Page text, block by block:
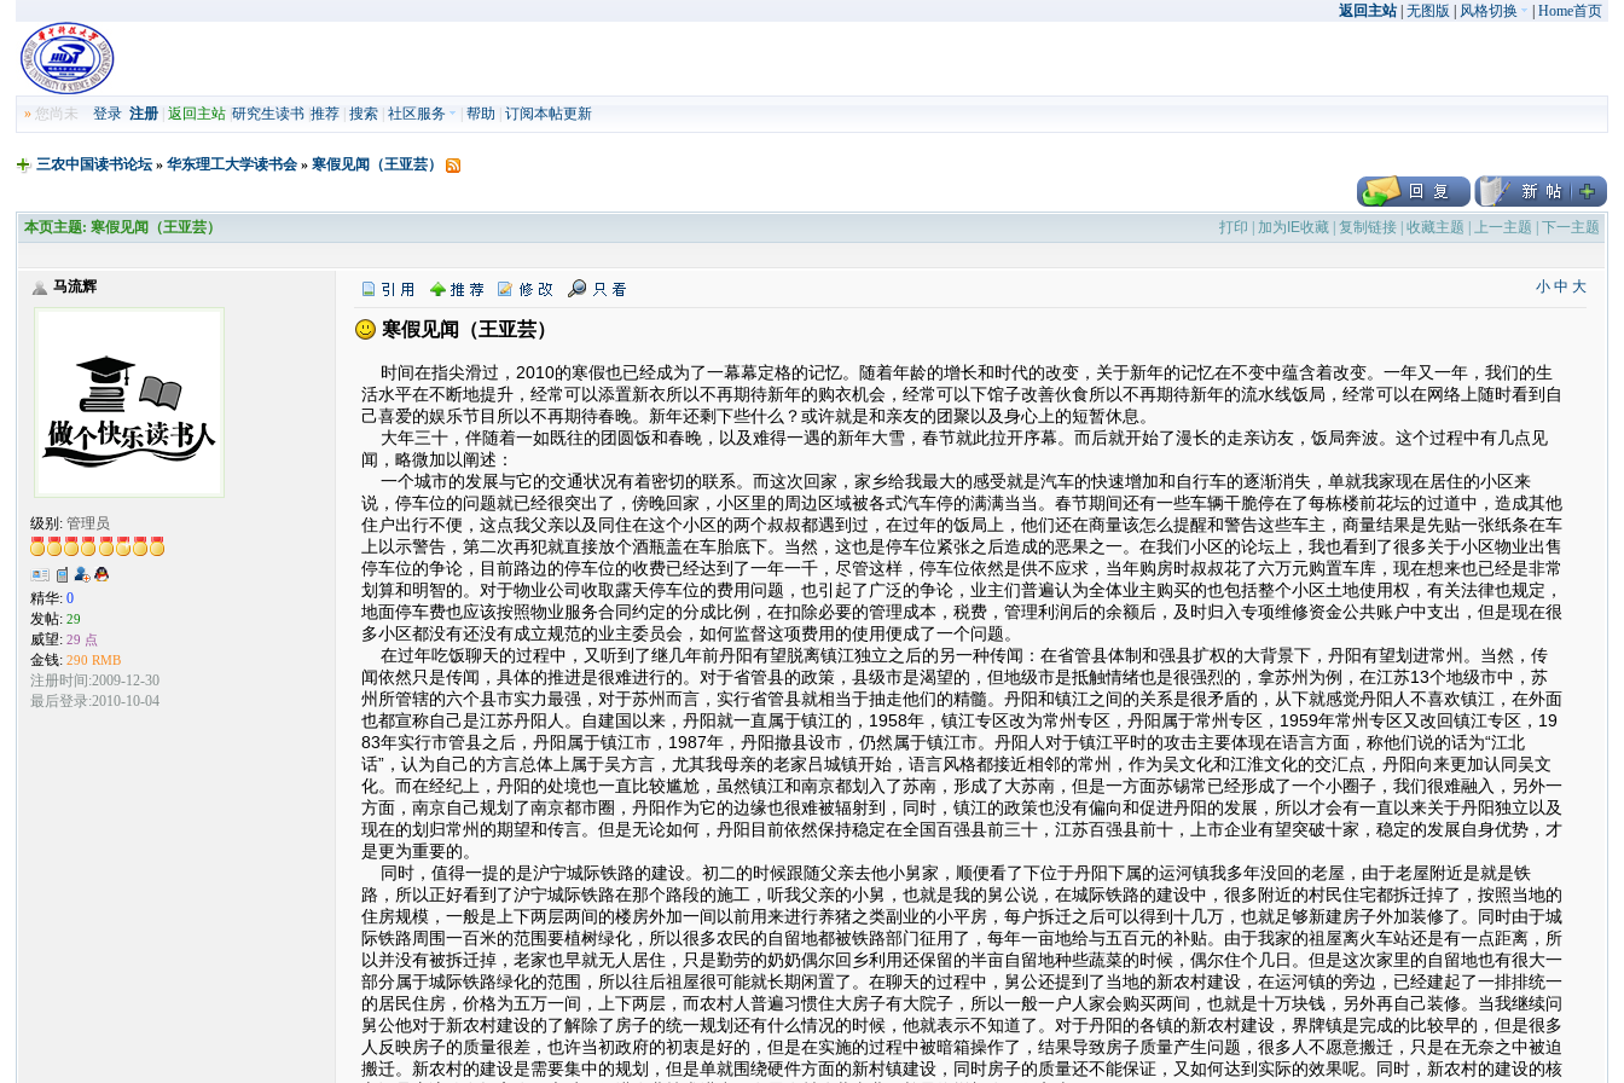
返回主站| 无图版 风格切换 Home首页
» 您尚未登录 注册 |返回主站 |研究生读书 |推荐 |搜索 |社区服务 |帮助 |订阅本帖更新
三农中国读书论坛 »华东理工大学读书会 »寒假见闻（王亚芸）
本页主题: 寒假见闻（王亚芸） 打印 | 加为IE收藏| 复制链接| 收藏主题 | 上一主题 | 下一主题
马流辉
级别:管理员
精华:0
发帖:29
威望:29 点
金钱:290 RMB
注册时间:2009-12-30
最后登录:2010-10-04
小 中 大
寒假见闻（王亚芸）
时间在指尖滑过，2010的寒假也已经成为了一幕幕定格的记忆。随着年龄的增长和时代的改变，关于新年的记忆在不变中蕴含着改变。一年又一年，我们的生
活水平在不断地提升，经常可以添置新衣所以不再期待新年的购衣机会，经常可以下馆子改善伙食所以不再期待新年的流水线饭局，经常可以在网络上随时看到自
己喜爱的娱乐节目所以不再期待春晚。新年还剩下些什么？或许就是和亲友的团聚以及身心上的短暂休息。
大年三十，伴随着一如既往的团圆饭和春晚，以及难得一遇的新年大雪，春节就此拉开序幕。而后就开始了漫长的走亲访友，饭局奔波。这个过程中有几点见
闻，略微加以阐述：
一个城市的发展与它的交通状况有着密切的联系。而这次回家，家乡给我最大的感受就是汽车的快速增加和自行车的逐渐消失，单就我家现在居住的小区来
说，停车位的问题就已经很突出了，傍晚回家，小区里的周边区域被各式汽车停的满满当当。春节期间还有一些车辆干脆停在了每栋楼前花坛的过道中，造成其他
住户出行不便，这点我父亲以及同住在这个小区的两个叔叔都遇到过，在过年的饭局上，他们还在商量该怎么提醒和警告这些车主，商量结果是先贴一张纸条在车
上以示警告，第二次再犯就直接放个酒瓶盖在车胎底下。当然，这也是停车位紧张之后造成的恶果之一。在我们小区的论坛上，我也看到了很多关于小区物业出售
停车位的争论，目前路边的停车位的收费已经达到了一年一千，尽管这样，停车位依然是供不应求，当年购房时叔叔花了六万元购置车库，现在想来也已经是非常
划算和明智的。对于物业公司收取露天停车位的费用问题，也引起了广泛的争论，业主们普遍认为全体业主购买的也包括整个小区土地使用权，有关法律也规定，
地面停车费也应该按照物业服务合同约定的分成比例，在扣除必要的管理成本，税费，管理利润后的余额后，及时归入专项维修资金公共账户中支出，但是现在很
多小区都没有还没有成立规范的业主委员会，如何监督这项费用的使用便成了一个问题。
在过年吃饭聊天的过程中，又听到了继几年前丹阳有望脱离镇江独立之后的另一种传闻：在省管县体制和强县扩权的大背景下，丹阳有望划进常州。当然，传
闻依然只是传闻，具体的推进是很难进行的。对于省管县的政策，县级市是渴望的，但地级市是抵触情绪也是很强烈的，拿苏州为例，在江苏13个地级市中，苏
州所管辖的六个县市实力最强，对于苏州而言，实行省管县就相当于抽走他们的精髓。丹阳和镇江之间的关系是很矛盾的，从下就感觉丹阳人不喜欢镇江，在外面
也都宣称自己是江苏丹阳人。自建国以来，丹阳就一直属于镇江的，1958年，镇江专区改为常州专区，丹阳属于常州专区，1959年常州专区又改回镇江专区，19
83年实行市管县之后，丹阳属于镇江市，1987年，丹阳撤县设市，仍然属于镇江市。丹阳人对于镇江平时的攻击主要体现在语言方面，称他们说的话为“江北
话”，认为自己的方言总体上属于吴方言，尤其我母亲的老家吕城镇开始，语言风格都接近相邻的常州，作为吴文化和江淮文化的交汇点，丹阳向来更加认同吴文
化。而在经纪上，丹阳的处境也一直比较尴尬，虽然镇江和南京都划入了苏南，形成了大苏南，但是一方面苏锡常已经形成了一个小圈子，我们很难融入，另外一
方面，南京自己规划了南京都市圈，丹阳作为它的边缘也很难被辐射到，同时，镇江的政策也没有偏向和促进丹阳的发展，所以才会有一直以来关于丹阳独立以及
现在的划归常州的期望和传言。但是无论如何，丹阳目前依然保持稳定在全国百强县前三十，江苏百强县前十，上市企业有望突破十家，稳定的发展自身优势，才
是更为重要的。
同时，值得一提的是沪宁城际铁路的建设。初二的时候跟随父亲去他小舅家，顺便看了下位于丹阳下属的运河镇我多年没回的老屋，由于老屋附近是就是铁
路，所以正好看到了沪宁城际铁路在那个路段的施工，听我父亲的小舅，也就是我的舅公说，在城际铁路的建设中，很多附近的村民住宅都拆迁掉了，按照当地的
住房规模，一般是上下两层两间的楼房外加一间以前用来进行养猪之类副业的小平房，每户拆迁之后可以得到十几万，也就足够新建房子外加装修了。同时由于城
际铁路周围一百米的范围要植树绿化，所以很多农民的自留地都被铁路部门征用了，每年一亩地给与五百元的补贴。由于我家的祖屋离火车站还是有一点距离，所
以并没有被拆迁掉，老家也早就无人居住，只是勤劳的奶奶偶尔回乡利用还保留的半亩自留地种些蔬菜的时候，偶尔住个几日。但是这次家里的自留地也有很大一
部分属于城际铁路绿化的范围，所以往后祖屋很可能就长期闲置了。在聊天的过程中，舅公还提到了当地的新农村建设，在运河镇的旁边，已经建起了一排排统一
的居民住房，价格为五万一间，上下两层，而农村人普遍习惯住大房子有大院子，所以一般一户人家会购买两间，也就是十万块钱，另外再自己装修。当我继续问
舅公他对于新农村建设的了解除了房子的统一规划还有什么情况的时候，他就表示不知道了。对于丹阳的各镇的新农村建设，界牌镇是完成的比较早的，但是很多
人反映房子的质量很差，也许当初政府的初衷是好的，但是在实施的过程中被暗箱操作了，结果导致房子质量产生问题，很多人不愿意搬迁，只是在无奈之中被迫
搬迁。新农村的建设是需要集中的规划，但是单就围绕硬件方面的新村镇建设，同时房子的质量还不能保证，又如何达到实际的效果呢。同时，新农村的建设的核